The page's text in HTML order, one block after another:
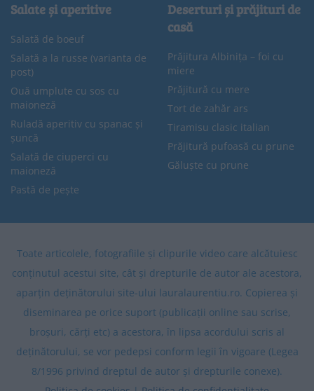
Salate și aperitive
Salată de boeuf
Salată a la russe (varianta de
post)
Ouă umplute cu sos cu
maioneză
Ruladă aperitiv cu spanac și
șuncă
Salată de ciuperci cu
maioneză
Pastă de pește
Deserturi și prăjituri de
casă
Prăjitura Albinița – foi cu
miere
Prăjitură cu mere
Tort de zahăr ars
Tiramisu clasic italian
Prăjitură pufoasă cu prune
Găluște cu prune
Toate articolele, fotografiile și clipurile video care alcătuiesc
conținutul acestui site, cât și drepturile de autor ale acestora,
aparțin deținătorului site-ului lauralaurentiu.ro. Copierea și
diseminarea pe orice suport (publicații online sau scrise,
broșuri, cărți etc) a acestora, în lipsa acordului scris al
deținătorului, se vor pedepsi conform legii în vigoare (Legea
8/1996 privind dreptul de autor și drepturile conexe).